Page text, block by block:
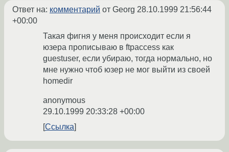
Ответ на: комментарий от Georg 28.10.1999 21:56:44
+00:00
Такая фигня у меня происходит если я
юзера прописываю в ftpaccess как
guestuser, если убираю, тогда нормально, но
мне нужно чтоб юзер не мог выйти из своей
homedir
anonymous
29.10.1999 20:33:28 +00:00
Ссылка